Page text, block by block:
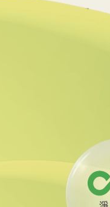
充電樁、微電網
助煉永續航空燃料